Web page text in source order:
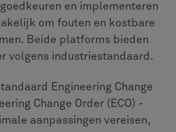
en nalevingstools in
platform. Dit zorgt ervoor dat
zijn en consistent
ontstaat, hoewel
uitgebreide
als de speciale module